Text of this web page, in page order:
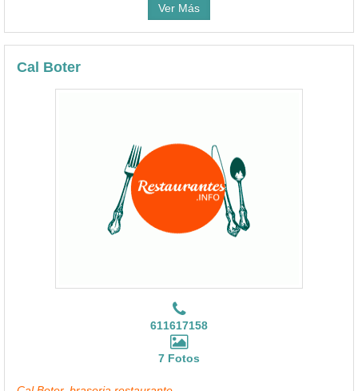
Ver Más
Cal Boter
611617158
7 Fotos